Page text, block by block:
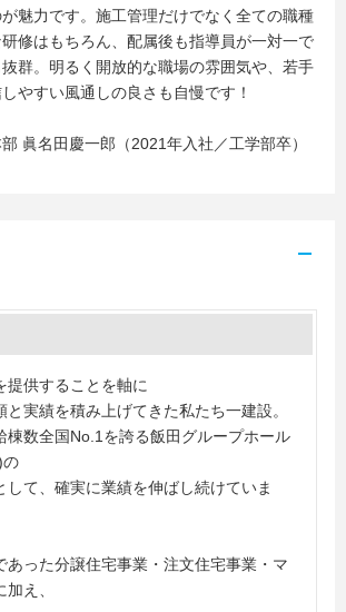
魅力です。施工管理だけでなく全ての職種
修はもちろん、配属後も指導員が一対一で
群。明るく開放的な職場の雰囲気や、若手
やすい風通しの良さも自慢です！
眞名田慶一郎（2021年入社／工学部卒）
提供することを軸に
と実績を積み上げてきた私たち一建設。
棟数全国No.1を誇る飯田グループホール
の
して、確実に業績を伸ばし続けていま
あった分譲住宅事業・注文住宅事業・マ
え、